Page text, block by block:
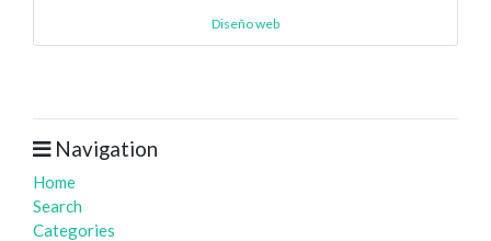
Diseño web
Navigation
Home
Search
Categories